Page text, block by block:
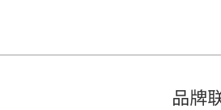
品牌